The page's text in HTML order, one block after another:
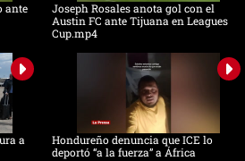
ante
Joseph Rosales anota gol con el
Austin FC ante Tijuana en Leagues
Cup.mp4
a
Hondureño denuncia que ICE lo
deportó “a la fuerza” a África